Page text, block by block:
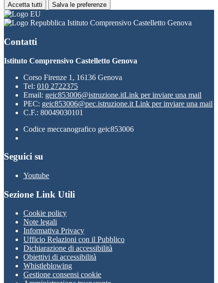
Accetta tutti Salva le preferenze
Istituto Comprensivo Castelletto Genova
Contatti
Istituto Comprensivo Castelletto Genova
Corso Firenze 1, 16136 Genova
Tel: 010 2722375
Email: geic853006@istruzione.itLink per inviare una mail
PEC: geic853006@pec.istruzione.it Link per inviare una mail
C.F.: 80049030101
Codice meccanografico geic853006
Seguici su
Youtube
Sezione Link Utili
Cookie policy
Note legali
Informativa Privacy
Ufficio Relazioni con il Pubblico
Dichiarazione di accessibilità
Obiettivi di accessibilità
Whistleblowing
Gestione consensi cookie